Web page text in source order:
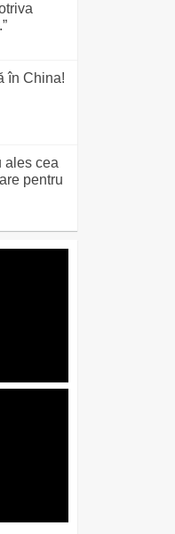
în China!
ales cea
pentru